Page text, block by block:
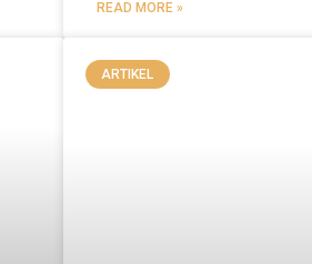
READ MORE »
ARTIKEL